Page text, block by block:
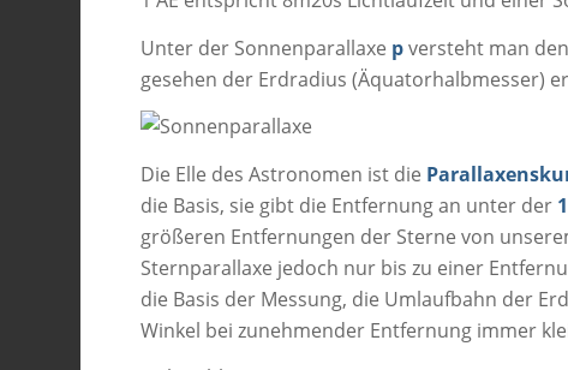
Unter der Sonnenparallaxe pversteht man
gesehen der Erdradius (Äquatorhalbmesser)
Die Elle des Astronomen ist die
die Basis, sie gibt die Entfernung an unter der
größeren Entfernungen der Sterne von
Sternparallaxe jedoch nur bis zu einer
die Basis der Messung, die Umlaufbahn der
Winkel bei zunehmender Entfernung immer